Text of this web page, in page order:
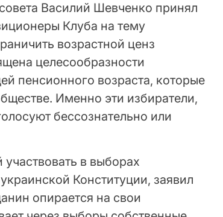
Василий Шевченко принял
Клуба на тему
возрастной ценз
целесообразности
пенсионного возраста, которые
Именно эти избиратели,
бессознательно или
в выборах
Конституции, заявил
опирается на свои